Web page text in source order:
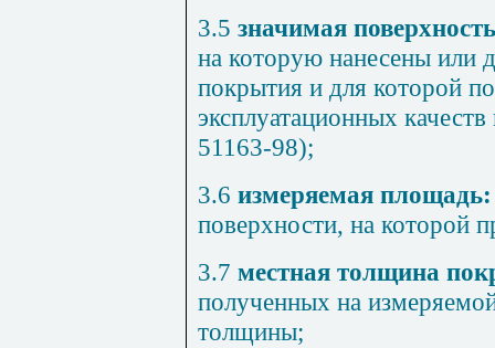
3.5 значимая
на которую нанесены или
покрытия и для которой
эксплуатационных
51163-98);
3.6 измеряемая
поверхности, на которой
3.7 местная толщина
полученных на
толщины;